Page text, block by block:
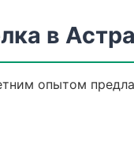
в
опытом